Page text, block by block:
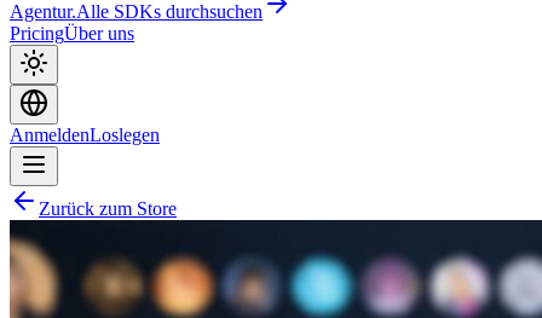
Agentur.Alle SDKs durchsuchen
PricingÜber uns
AnmeldenLoslegen
Zurück zum Store